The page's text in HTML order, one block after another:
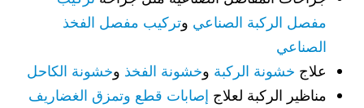
مفصل الركبة الصناعي وتركيب مفصل الفخذ
الصناعي
علاج خشونة الركبة وخشونة الفخذ وخشونة الكاحل
مناظير الركبة لعلاج إصابات قطع وتمزق الغضاريف